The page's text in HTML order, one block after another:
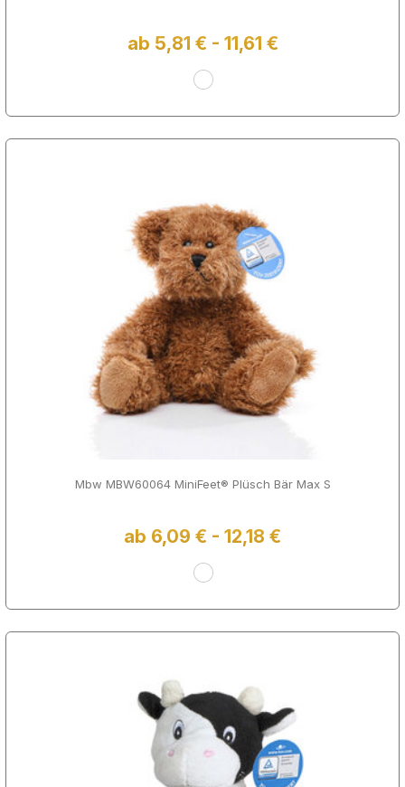
ab 5,81 € - 11,61 €
Mbw MBW60064 MiniFeet® Plüsch Bär Max S
ab 6,09 € - 12,18 €